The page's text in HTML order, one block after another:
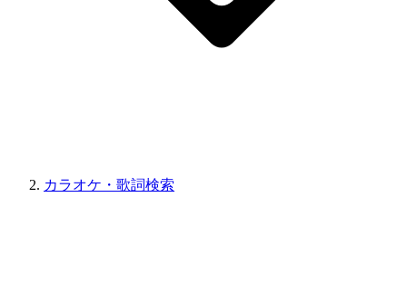
カラオケ・歌詞検索